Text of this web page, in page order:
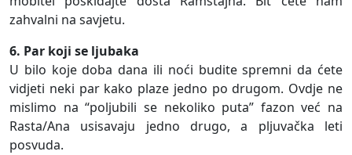
zahvalni na savjetu.
6. Par koji se ljubaka
U bilo koje doba dana ili noći budite spremni da ćete
vidjeti neki par kako plaze jedno po drugom. Ovdje ne
mislimo na “poljubili se nekoliko puta” fazon već na
Rasta/Ana usisavaju jedno drugo, a pljuvačka leti
posvuda.